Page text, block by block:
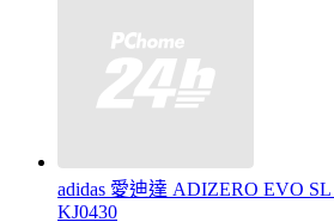
adidas 愛迪達 ADIZERO EVO
KJ0430